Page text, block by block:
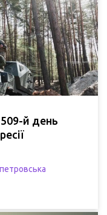
й день